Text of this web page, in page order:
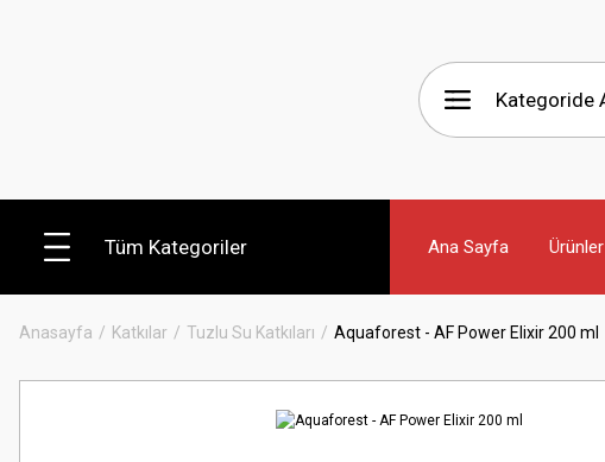
Tüm Kategoriler Ana Sayfa Ürünler
Anasayfa Katkılar Tuzlu Su Katkıları Aquaforest - AF Power Elixir 200 ml